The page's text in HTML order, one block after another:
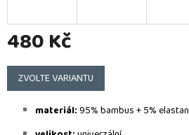
480 Kč
Měrná
cena:
ZVOLTE VARIANTU
materiál:95% bambus + 5% elastan